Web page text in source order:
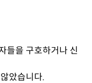
들을 구호하거나 신
았습니다.